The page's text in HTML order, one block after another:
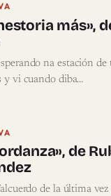
más»,
na estación
y vi cuando diba…
de
de la última